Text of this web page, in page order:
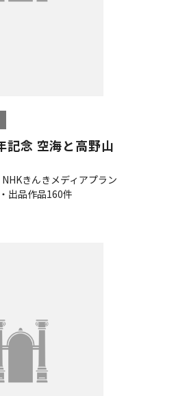
念 空海と高野山
きんきメディアプラン
出品作品160件